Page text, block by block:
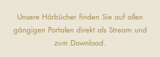
Unsere Hörbücher finden Sie auf allen
gängigen Portalen direkt als Stream und
zum Download.